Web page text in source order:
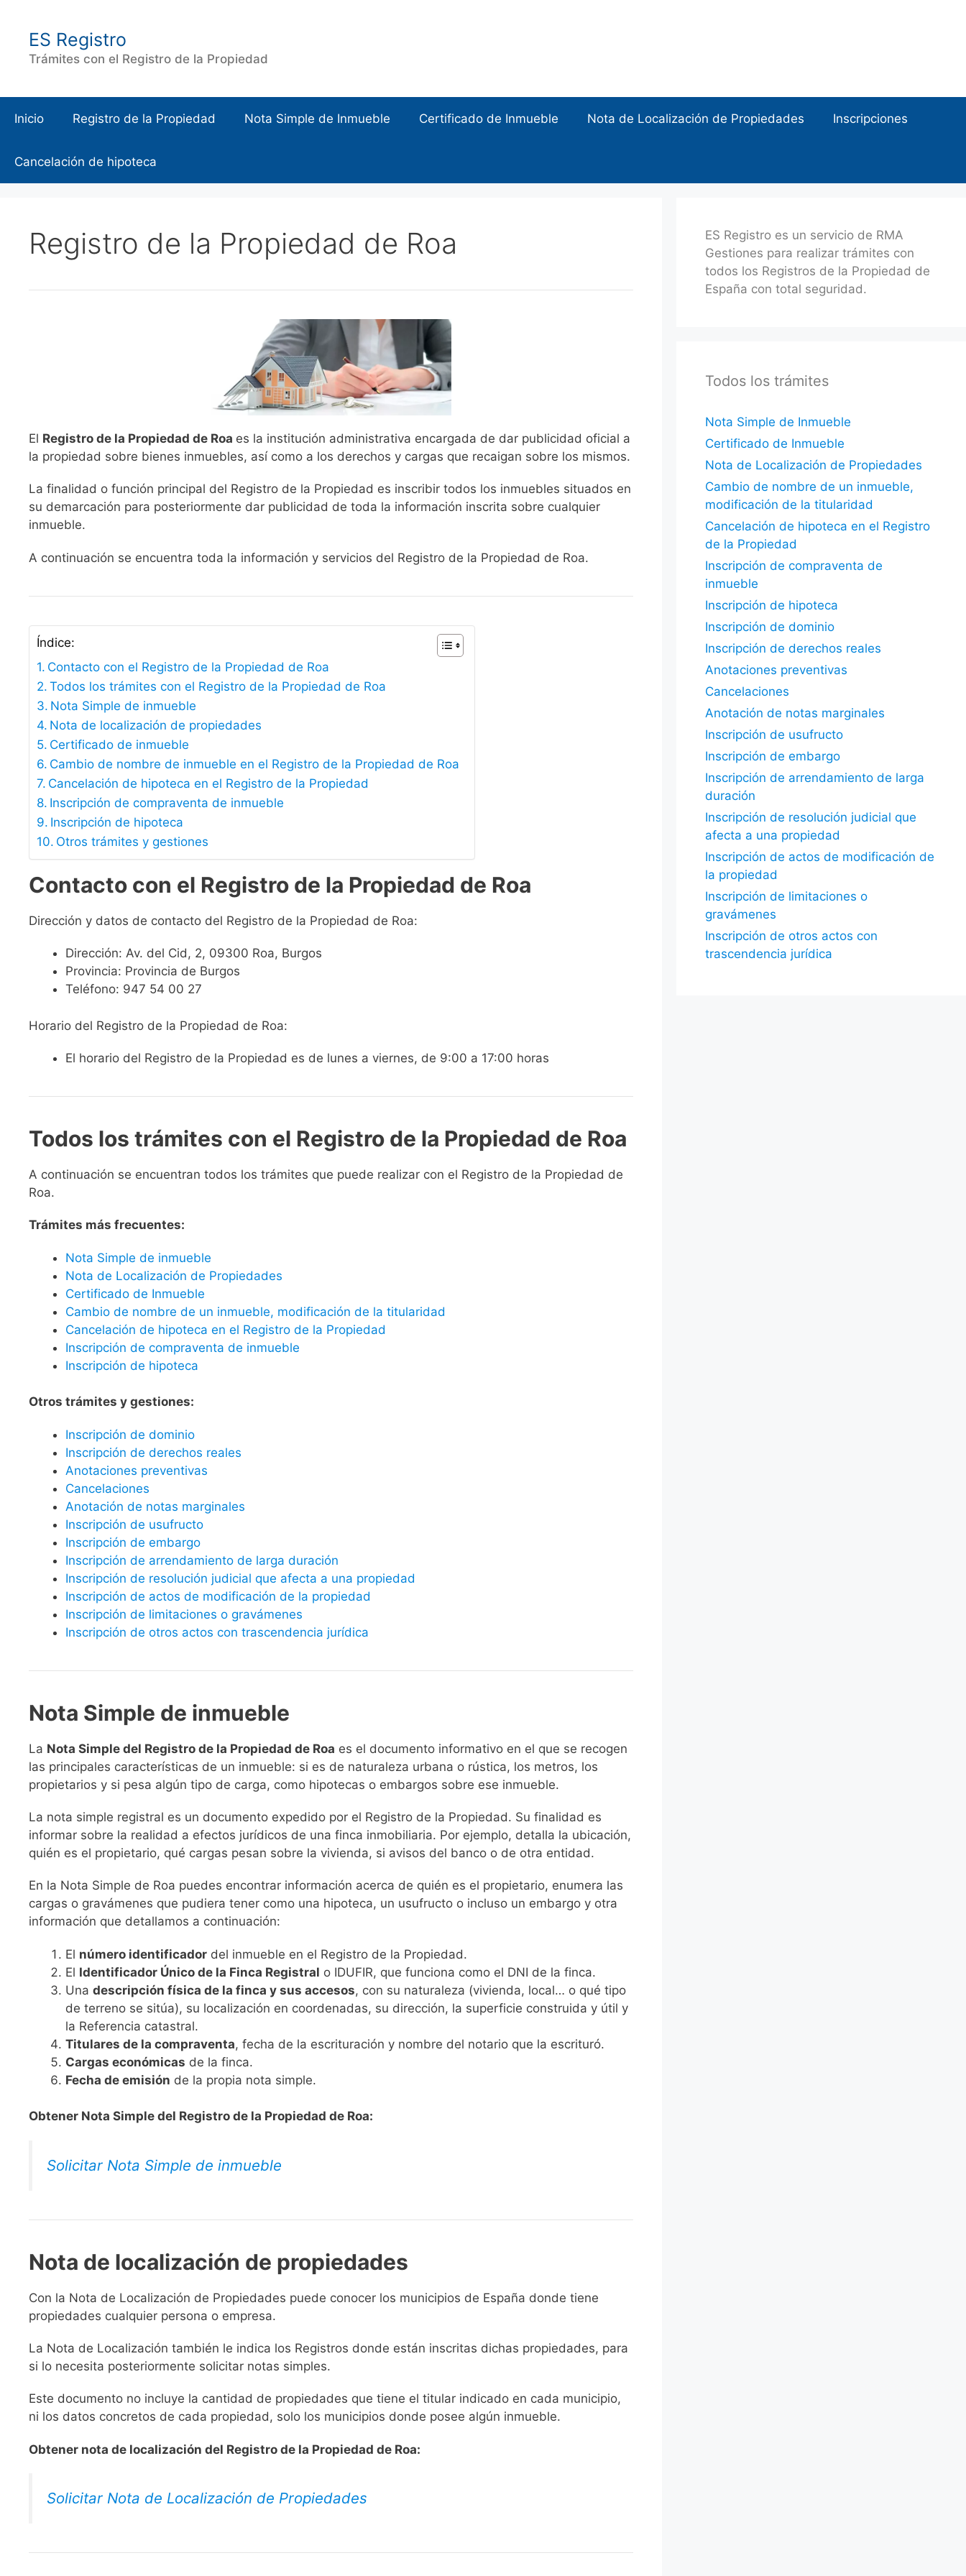
contenidoES Registro
Trámites con el Registro de la Propiedad
Inicio Registro de la Propiedad Nota Simple de Inmueble Certificado de Inmueble Nota de Localización de Propiedades Inscripciones
Cancelación de hipoteca
Registro de la Propiedad de Roa
El Registro de la Propiedad de Roa es la institución administrativa encargada de dar publicidad oficial a
la propiedad sobre bienes inmuebles, así como a los derechos y cargas que recaigan sobre los mismos.
La finalidad o función principal del Registro de la Propiedad es inscribir todos los inmuebles situados en
su demarcación para posteriormente dar publicidad de toda la información inscrita sobre cualquier
inmueble.
A continuación se encuentra toda la información y servicios del Registro de la Propiedad de Roa.
Índice:
Contacto con el Registro de la Propiedad de Roa
Todos los trámites con el Registro de la Propiedad de Roa
Nota Simple de inmueble
Nota de localización de propiedades
Certificado de inmueble
Cambio de nombre de inmueble en el Registro de la Propiedad de Roa
Cancelación de hipoteca en el Registro de la Propiedad
Inscripción de compraventa de inmueble
Inscripción de hipoteca
Otros trámites y gestiones
Contacto con el Registro de la Propiedad de Roa
Dirección y datos de contacto del Registro de la Propiedad de Roa:
Dirección: Av. del Cid, 2, 09300 Roa, Burgos
Provincia: Provincia de Burgos
Teléfono: 947 54 00 27
Horario del Registro de la Propiedad de Roa:
El horario del Registro de la Propiedad es de lunes a viernes, de 9:00 a 17:00 horas
Todos los trámites con el Registro de la Propiedad de Roa
A continuación se encuentran todos los trámites que puede realizar con el Registro de la Propiedad de
Roa.
Trámites más frecuentes:
Nota Simple de inmueble
Nota de Localización de Propiedades
Certificado de Inmueble
Cambio de nombre de un inmueble, modificación de la titularidad
Cancelación de hipoteca en el Registro de la Propiedad
Inscripción de compraventa de inmueble
Inscripción de hipoteca
Otros trámites y gestiones:
Inscripción de dominio
Inscripción de derechos reales
Anotaciones preventivas
Cancelaciones
Anotación de notas marginales
Inscripción de usufructo
Inscripción de embargo
Inscripción de arrendamiento de larga duración
Inscripción de resolución judicial que afecta a una propiedad
Inscripción de actos de modificación de la propiedad
Inscripción de limitaciones o gravámenes
Inscripción de otros actos con trascendencia jurídica
Nota Simple de inmueble
La Nota Simple del Registro de la Propiedad de Roa es el documento informativo en el que se recogen
las principales características de un inmueble: si es de naturaleza urbana o rústica, los metros, los
propietarios y si pesa algún tipo de carga, como hipotecas o embargos sobre ese inmueble.
La nota simple registral es un documento expedido por el Registro de la Propiedad. Su finalidad es
informar sobre la realidad a efectos jurídicos de una finca inmobiliaria. Por ejemplo, detalla la ubicación,
quién es el propietario, qué cargas pesan sobre la vivienda, si avisos del banco o de otra entidad.
En la Nota Simple de Roa puedes encontrar información acerca de quién es el propietario, enumera las
cargas o gravámenes que pudiera tener como una hipoteca, un usufructo o incluso un embargo y otra
información que detallamos a continuación:
El número identificador del inmueble en el Registro de la Propiedad.
El Identificador Único de la Finca Registral o IDUFIR, que funciona como el DNI de la finca.
Una descripción física de la finca y sus accesos, con su naturaleza (vivienda, local… o qué tipo
de terreno se sitúa), su localización en coordenadas, su dirección, la superficie construida y útil y
la Referencia catastral.
Titulares de la compraventa, fecha de la escrituración y nombre del notario que la escrituró.
Cargas económicas de la finca.
Fecha de emisión de la propia nota simple.
Obtener Nota Simple del Registro de la Propiedad de Roa:
Solicitar Nota Simple de inmueble
Nota de localización de propiedades
Con la Nota de Localización de Propiedades puede conocer los municipios de España donde tiene
propiedades cualquier persona o empresa.
La Nota de Localización también le indica los Registros donde están inscritas dichas propiedades, para
si lo necesita posteriormente solicitar notas simples.
Este documento no incluye la cantidad de propiedades que tiene el titular indicado en cada municipio,
ni los datos concretos de cada propiedad, solo los municipios donde posee algún inmueble.
Obtener nota de localización del Registro de la Propiedad de Roa:
Solicitar Nota de Localización de Propiedades
ES Registro es un servicio de RMA
Gestiones para realizar trámites con
todos los Registros de la Propiedad de
España con total seguridad.
Todos los trámites
Nota Simple de Inmueble
Certificado de Inmueble
Nota de Localización de Propiedades
Cambio de nombre de un inmueble,
modificación de la titularidad
Cancelación de hipoteca en el Registro
de la Propiedad
Inscripción de compraventa de
inmueble
Inscripción de hipoteca
Inscripción de dominio
Inscripción de derechos reales
Anotaciones preventivas
Cancelaciones
Anotación de notas marginales
Inscripción de usufructo
Inscripción de embargo
Inscripción de arrendamiento de larga
duración
Inscripción de resolución judicial que
afecta a una propiedad
Inscripción de actos de modificación de
la propiedad
Inscripción de limitaciones o
gravámenes
Inscripción de otros actos con
trascendencia jurídica